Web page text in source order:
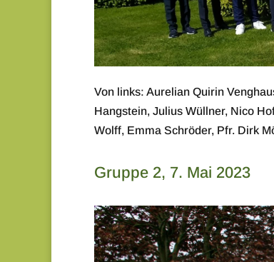
Von links: Aurelian Quirin
Hangstein, Julius Wüllner, Nico
Wolff, Emma Schröder, Pfr. Dirk
Gruppe 2, 7. Mai 2023